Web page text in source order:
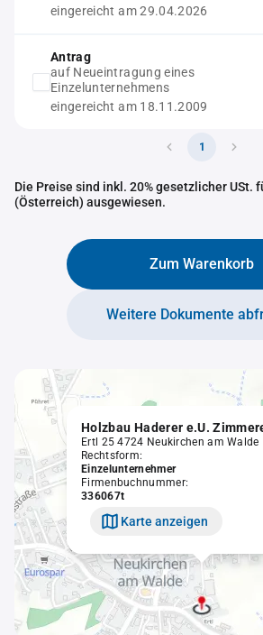
eingereicht am 29.04.2026
Antrag
auf Neueintragung eines
Einzelunternehmens
eingereicht am 18.11.2009
1
Die Preise sind inkl. 20% gesetzlicher USt.
(Österreich) ausgewiesen.
Zum Warenkorb
Weitere Dokumente
Ertl 25 4724 Neukirchen am Walde
Rechtsform:
Einzelunternehmer
Firmenbuchnummer:
336067t
Karte anzeigen